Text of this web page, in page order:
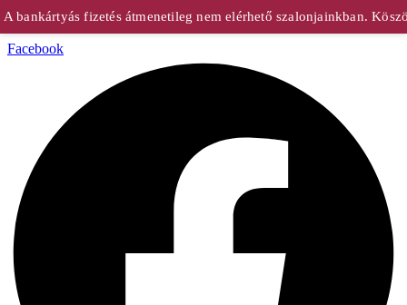
bankártyás fizetés átmenetileg nem elérhető szalonjainkban.
Facebook